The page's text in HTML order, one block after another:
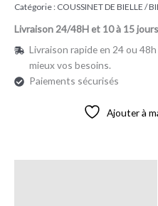
Catégorie : COUSSINET DE BIELLE /
Livraison 24/48H et 10 à 15 jours
Livraison rapide en 24 ou
mieux vos besoins.
Paiements sécurisés
Ajouter à